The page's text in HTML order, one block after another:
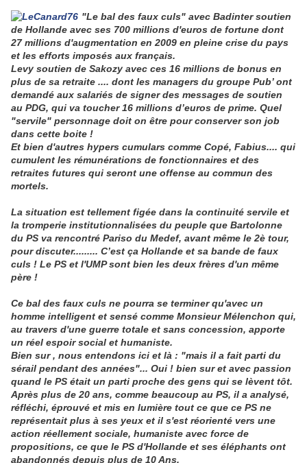
"Le bal des faux culs" avec Badinter soutien
de Hollande avec ses 700 millions d'euros de fortune dont
27 millions d'augmentation en 2009 en pleine crise du pays
et les efforts imposés aux français.
Levy soutien de Sakozy avec ces 16 millions de bonus en
plus de sa retraite .... dont les managers du groupe Pub’ ont
demandé aux salariés de signer des messages de soutien
au PDG, qui va toucher 16 millions d’euros de prime. Quel
"servile" personnage doit on être pour conserver son job
dans cette boite !
Et bien d'autres hypers cumulars comme Copé, Fabius.... qui
cumulent les rémunérations de fonctionnaires et des
retraites futures qui seront une offense au commun des
mortels.
La situation est tellement figée dans la continuité servile et
la tromperie institutionnalisées du peuple que Bartolonne
du PS va rencontré Pariso du Medef, avant même le 2è tour,
pour discuter......... C’est ça Hollande et sa bande de faux
culs ! Le PS et l'UMP sont bien les deux frères d'un même
père !
Ce bal des faux culs ne pourra se terminer qu'avec un
homme intelligent et sensé comme Monsieur Mélenchon qui,
au travers d'une guerre totale et sans concession, apporte
un réel espoir social et humaniste.
Bien sur , nous entendons ici et là : "mais il a fait parti du
sérail pendant des années"... Oui ! bien sur et avec passion
quand le PS était un parti proche des gens qui se lèvent tôt.
Après plus de 20 ans, comme beaucoup au PS, il a analysé,
réfléchi, éprouvé et mis en lumière tout ce que ce PS ne
représentait plus à ses yeux et il s'est réorienté vers une
action réellement sociale, humaniste avec force de
propositions, ce que le PS d'Hollande et ses éléphants ont
abandonnés depuis plus de 10 Ans.